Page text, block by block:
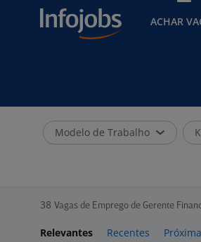
ACHAR
Modelo de Trabalho
38 Vagas de Emprego de Gerente
Relevantes Recentes